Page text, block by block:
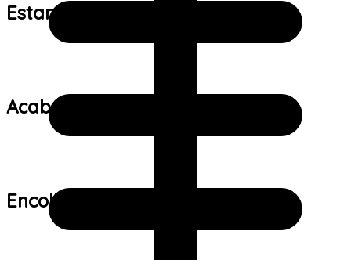
Estampa:
Acabamento:
Encolhimento: